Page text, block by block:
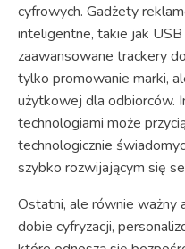
cyfrowych. Gadżety
inteligentne, takie jak
zaawansowane trackery
tylko promowanie marki,
użytkowej dla odbiorców.
technologiami może
technologicznie
szybko rozwijającym się
Ostatni, ale równie ważny
dobie cyfryzacji,